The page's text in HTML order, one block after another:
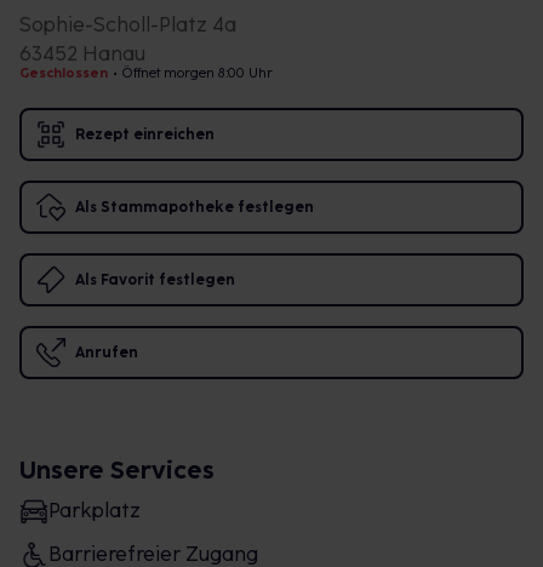
Sophie-Scholl-Platz 4a
63452 Hanau
Geschlossen • Öffnet morgen 8:00 Uhr
Rezept einreichen
Als Stammapotheke festlegen
Als Favorit festlegen
Anrufen
Unsere Services
Parkplatz
Barrierefreier Zugang